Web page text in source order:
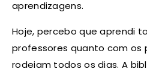
aprendizagens.
Hoje, percebo que aprendi
professores quanto com os
rodeiam todos os dias. A